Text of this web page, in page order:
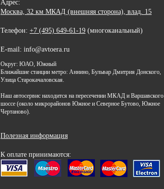
Адрес:
Москва, 32 км МКАД (внешняя сторона), влад. 15
Телефон: +7 (495) 649-61-19 (многоканальный)
E-mail: info@avtoera.ru
Округ: ЮАО, Южный
Ближайшие станции метро: Аннино, Бульвар Дмитрия Донского,
Улица Старокачаловская.
Наш автосервис находится на пересечении МКАД и Варшавского
шоссе (около микрорайонов Южное и Северное Бутово, Южное
Чертаново).
Полезная информация
К оплате принимаются: